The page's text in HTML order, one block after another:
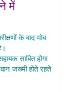
में
के बाद मोब
साबित होगा
जख्मी होते रहते